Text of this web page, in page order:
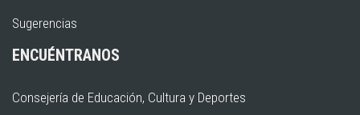
Sugerencias
ENCUÉNTRANOS
Consejería de Educación, Cultura y Deportes